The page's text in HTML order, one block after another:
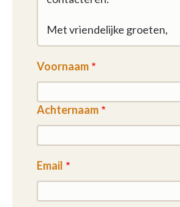
Voornaam
Achternaam
Email